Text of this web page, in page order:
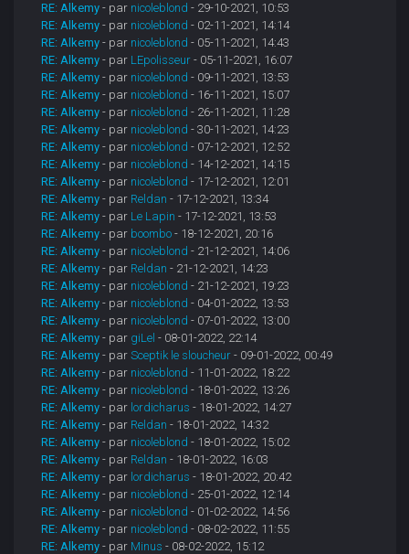
RE: Alkemy - par nicoleblond - 29-10-2021, 10:53
RE: Alkemy - par nicoleblond - 02-11-2021, 14:14
RE: Alkemy - par nicoleblond - 05-11-2021, 14:43
RE: Alkemy - par LEpolisseur - 05-11-2021, 16:07
RE: Alkemy - par nicoleblond - 09-11-2021, 13:53
RE: Alkemy - par nicoleblond - 16-11-2021, 15:07
RE: Alkemy - par nicoleblond - 26-11-2021, 11:28
RE: Alkemy - par nicoleblond - 30-11-2021, 14:23
RE: Alkemy - par nicoleblond - 07-12-2021, 12:52
RE: Alkemy - par nicoleblond - 14-12-2021, 14:15
RE: Alkemy - par nicoleblond - 17-12-2021, 12:01
RE: Alkemy - par Reldan - 17-12-2021, 13:34
RE: Alkemy - par Le Lapin - 17-12-2021, 13:53
RE: Alkemy - par boombo - 18-12-2021, 20:16
RE: Alkemy - par nicoleblond - 21-12-2021, 14:06
RE: Alkemy - par Reldan - 21-12-2021, 14:23
RE: Alkemy - par nicoleblond - 21-12-2021, 19:23
RE: Alkemy - par nicoleblond - 04-01-2022, 13:53
RE: Alkemy - par nicoleblond - 07-01-2022, 13:00
RE: Alkemy - par giLel - 08-01-2022, 22:14
RE: Alkemy - parSceptik le sloucheur - 09-01-2022, 00:49
RE: Alkemy - par nicoleblond - 11-01-2022, 18:22
RE: Alkemy - par nicoleblond - 18-01-2022, 13:26
RE: Alkemy - par lordicharus - 18-01-2022, 14:27
RE: Alkemy - par Reldan - 18-01-2022, 14:32
RE: Alkemy - par nicoleblond - 18-01-2022, 15:02
RE: Alkemy - par Reldan - 18-01-2022, 16:03
RE: Alkemy - par lordicharus - 18-01-2022, 20:42
RE: Alkemy - par nicoleblond - 25-01-2022, 12:14
RE: Alkemy - par nicoleblond - 01-02-2022, 14:56
RE: Alkemy - par nicoleblond - 08-02-2022, 11:55
RE: Alkemy - par Minus - 08-02-2022, 15:12